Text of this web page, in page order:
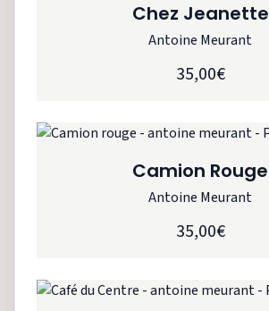
Chez Jeanette
Antoine Meurant
35,00€
Camion Rouge
Antoine Meurant
35,00€